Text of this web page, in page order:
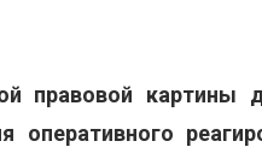
правовой картины
оперативного